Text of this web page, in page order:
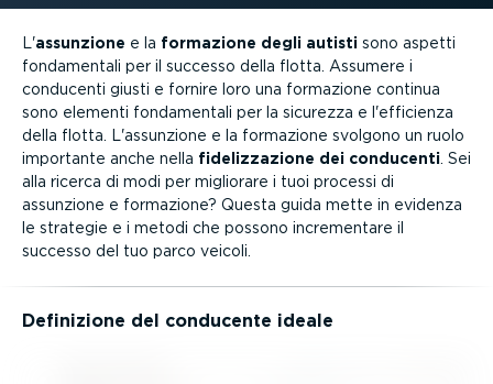
L'assunzione e la formazione degli autisti sono aspetti
fonda­mentali per il successo della flotta. Assumere i
conducenti giusti e fornire loro una formazione continua
sono elementi fonda­mentali per la sicurezza e l'efficienza
della flotta. L'assunzione e la formazione svolgono un ruolo
importante anche nella fideliz­za­zione dei conducenti . Sei
alla ricerca di modi per migliorare i tuoi processi di
assunzione e formazione? Questa guida mette in evidenza
le strategie e i metodi che possono incre­mentare il
successo del tuo parco veicoli.
Definizione del conducente ideale